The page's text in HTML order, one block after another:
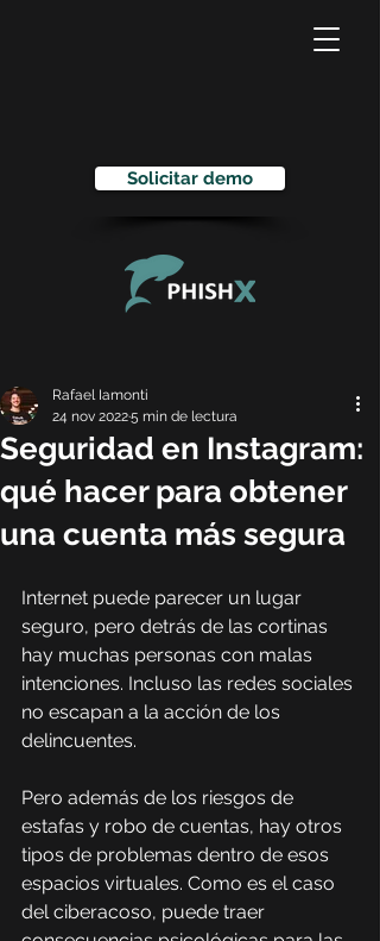
Solicitar demo
Seguridad en Instagram:
qué hacer para obtener
una cuenta más segura
Rafael Iamonti
24 nov 20225 min de lectura
Internet puede parecer un lugar
seguro, pero detrás de las cortinas
hay muchas personas con malas
intenciones. Incluso las redes sociales
no escapan a la acción de los
delincuentes.
Pero además de los riesgos de
estafas y robo de cuentas, hay otros
tipos de problemas dentro de esos
espacios virtuales. Como es el caso
del ciberacoso, puede traer